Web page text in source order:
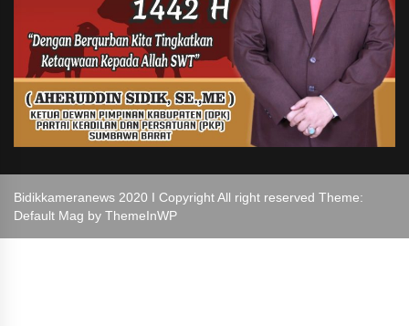
Bidikkameranews 2020 I Copyright All right reserved Theme:
Default Mag by ThemeInWP